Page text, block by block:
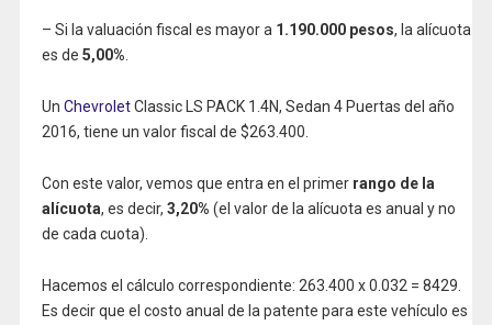
– Si la valuación fiscal es mayor a 1.190.000 pesos, la alícuota
es de 5,00%
Un ChevroletClassic LS PACK 1.4N, Sedan 4 Puertas del año
2016, tiene un valor fiscal de $263.400.
Con este valor, vemos que entra en el primer rango de la
alícuota, es decir, 3,20% (el valor de la alícuota es anual y no
de cada cuota).
Hacemos el cálculo correspondiente: 263.400 x 0.032 = 8429.
Es decir que el costo anual de la patente para este vehículo es